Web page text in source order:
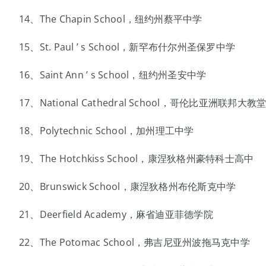
14、The Chapin School，纽约州蔡平中学
15、St. Paul ’ s School，新罕布什尔州圣保罗中学
16、Saint Ann ’ s School，纽约州圣安中学
17、National Cathedral School，哥伦比亚洲联邦大教
18、Polytechnic School，加州理工中学
19、The Hotchkiss School，康涅狄格州豪特科士高中
20、Brunswick School，康涅狄格州布伦斯克中学
21、Deerfield Academy，麻省迪亚菲德学院
22、The Potomac School，弗吉尼亚州波拖马克中学